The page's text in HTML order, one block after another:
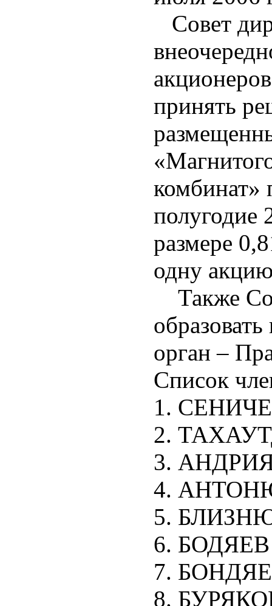
Совет
принять
комбинат»
полугодие
размере
одну
Также
орган –
Список
1.
2.
3.
4.
5.
6. БОДЯЕВ
7.
8.